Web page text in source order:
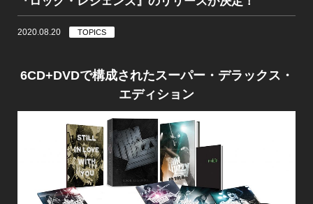
2020.08.20 TOPICS
6CD+DVDで構成されたスーパー・デラックス・
エディション